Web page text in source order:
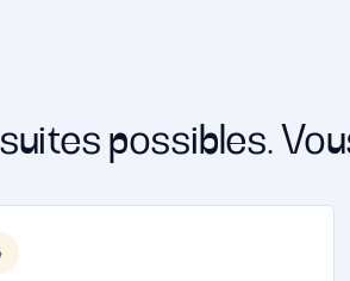
possibles.